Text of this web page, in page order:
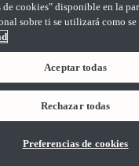
de cookies" disponible en la
sobre ti se utilizará como se
Aceptar todas
Rechazar todas
Preferencias de cookies